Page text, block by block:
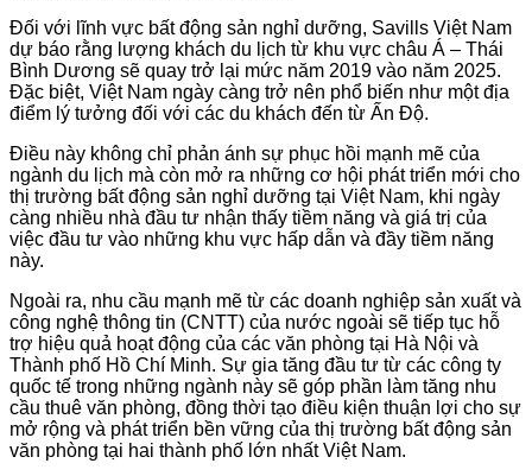
Đối với lĩnh vực bất động sản nghỉ dưỡng, Savills Việt Nam
dự báo rằng lượng khách du lịch từ khu vực châu Á – Thái
Bình Dương sẽ quay trở lại mức năm 2019 vào năm 2025.
Đặc biệt, Việt Nam ngày càng trở nên phổ biến như một địa
điểm lý tưởng đối với các du khách đến từ Ấn Độ.
Điều này không chỉ phản ánh sự phục hồi mạnh mẽ của
ngành du lịch mà còn mở ra những cơ hội phát triển mới cho
thị trường bất động sản nghỉ dưỡng tại Việt Nam, khi ngày
càng nhiều nhà đầu tư nhận thấy tiềm năng và giá trị của
việc đầu tư vào những khu vực hấp dẫn và đầy tiềm năng
này.
Ngoài ra, nhu cầu mạnh mẽ từ các doanh nghiệp sản xuất và
công nghệ thông tin (CNTT) của nước ngoài sẽ tiếp tục hỗ
trợ hiệu quả hoạt động của các văn phòng tại Hà Nội và
Thành phố Hồ Chí Minh. Sự gia tăng đầu tư từ các công ty
quốc tế trong những ngành này sẽ góp phần làm tăng nhu
cầu thuê văn phòng, đồng thời tạo điều kiện thuận lợi cho sự
mở rộng và phát triển bền vững của thị trường bất động sản
văn phòng tại hai thành phố lớn nhất Việt Nam.